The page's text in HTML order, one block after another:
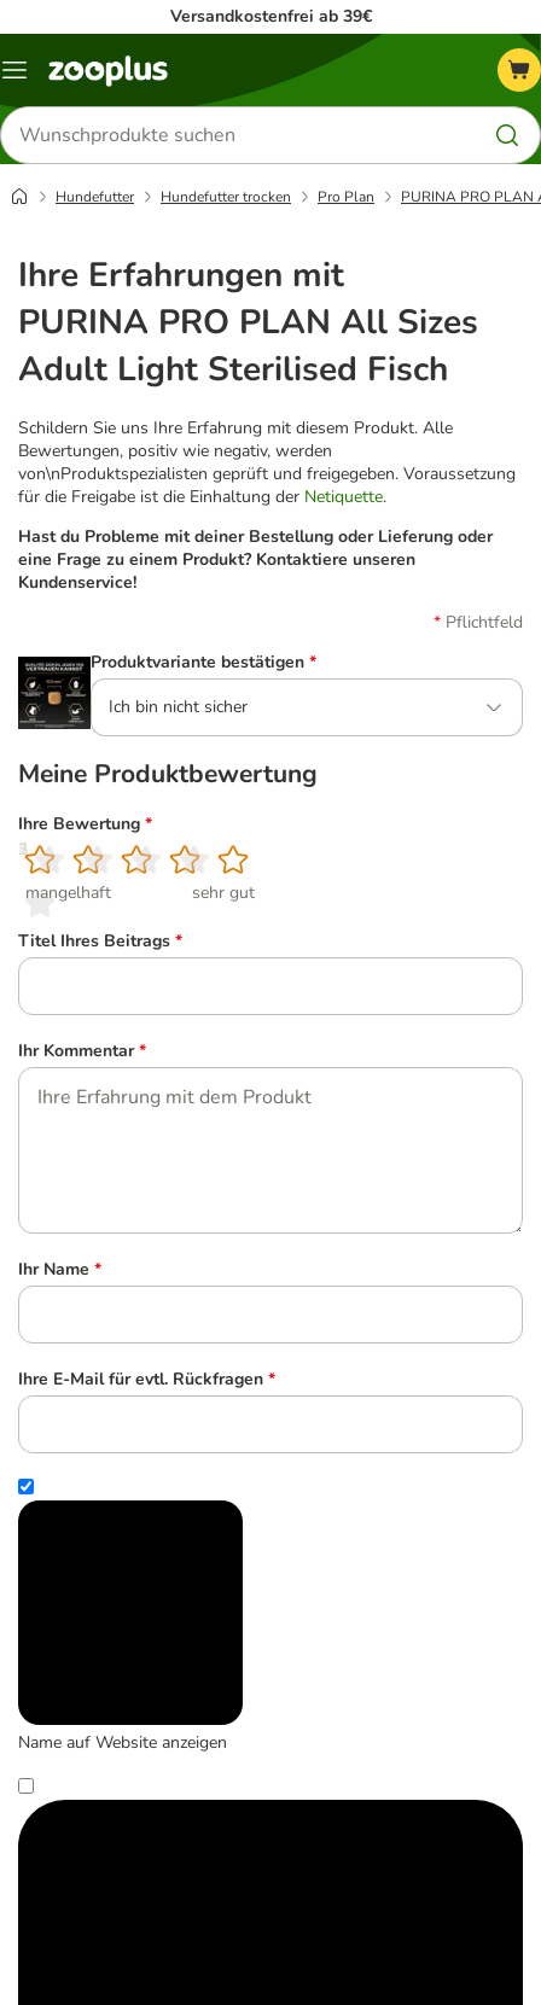
Versandkostenfrei ab 39€
Menü
Produkte
suchen
Hundefutter Hundefutter trocken Pro Plan PURINA PRO
Ihre Erfahrungen mit
PURINA PRO PLAN All Sizes
Adult Light Sterilised Fisch
Schildern Sie uns Ihre Erfahrung mit diesem Produkt. Alle
Bewertungen, positiv wie negativ, werden
von\nProduktspezialisten geprüft und freigegeben. Voraussetzung
für die Freigabe ist die Einhaltung der Netiquette.
Hast du Probleme mit deiner Bestellung oder Lieferung oder
eine Frage zu einem Produkt? Kontaktiere unseren
Kundenservice!
Pflichtfeld
Produktvariante bestätigen *
Ich bin nicht sicher
Meine Produktbewertung
Ihre Bewertung *
1
mangelhaft
2
3
4
5
sehr gut
Titel Ihres Beitrags *
Ihr Kommentar *
Ihr Name *
Ihre E-Mail für evtl. Rückfragen *
Name auf Website anzeigen